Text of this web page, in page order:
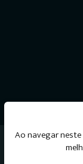
Livraria do
Ao navegar